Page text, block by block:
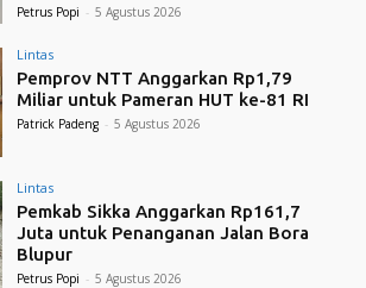
Petrus Popi - 5 Agustus 2026
Lintas
Pemprov NTT Anggarkan Rp1,79
Miliar untuk Pameran HUT ke-81 RI
Patrick Padeng - 5 Agustus 2026
Lintas
Pemkab Sikka Anggarkan Rp161,7
Juta untuk Penanganan Jalan Bora
Blupur
Petrus Popi - 5 Agustus 2026